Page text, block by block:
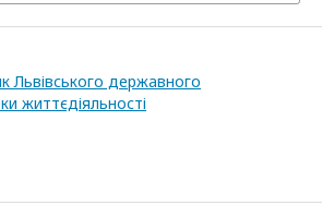
Львівського державного
життєдіяльності